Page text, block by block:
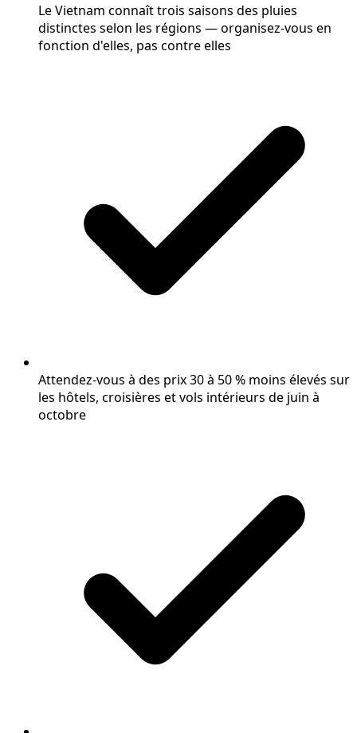
Le Vietnam connaît trois saisons des pluies
distinctes selon les régions — organisez-vous en
fonction d'elles, pas contre elles
Attendez-vous à des prix 30 à 50 % moins élevés sur
les hôtels, croisières et vols intérieurs de juin à
octobre